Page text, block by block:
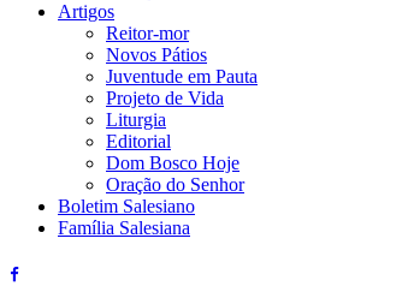
Artigos
Reitor-mor
Novos Pátios
Juventude em Pauta
Projeto de Vida
Liturgia
Editorial
Dom Bosco Hoje
Oração do Senhor
Boletim Salesiano
Família Salesiana